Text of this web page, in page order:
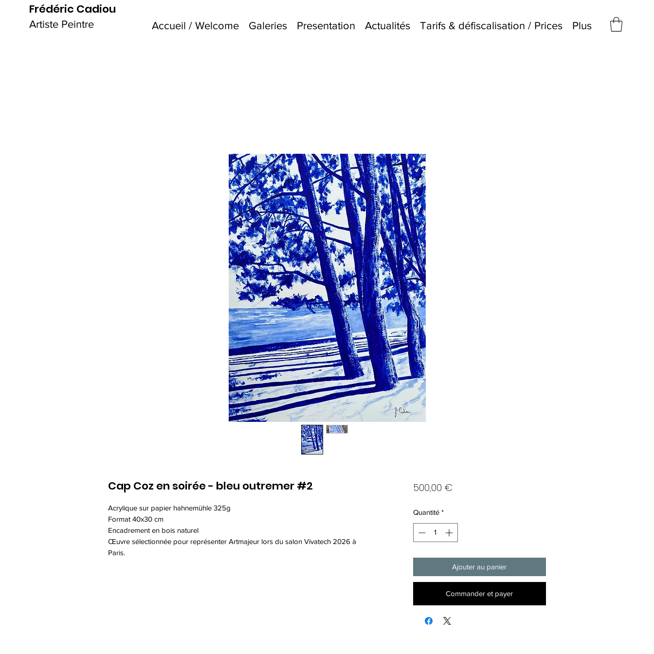
Frédéric Cadiou
Artiste Peintre Accueil / Welcome Galeries Presentation Actualités Tarifs & défiscalisation / Prices Plus
Cap Coz en soirée - bleu outremer #2
Acrylique sur papier hahnemühle 325g
Format 40x30 cm
Encadrement en bois naturel
Œuvre sélectionnée pour représenter Artmajeur lors du salon Vivatech 2026 à
Paris.
500,00 €Prix
Quantité *
Ajouter au panier
Commander et payer